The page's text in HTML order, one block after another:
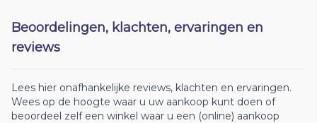
Beoordelingen, klachten, ervaringen en
reviews
Lees hier onafhankelijke reviews, klachten en ervaringen.
Wees op de hoogte waar u uw aankoop kunt doen of
beoordeel zelf een winkel waar u een (online) aankoop